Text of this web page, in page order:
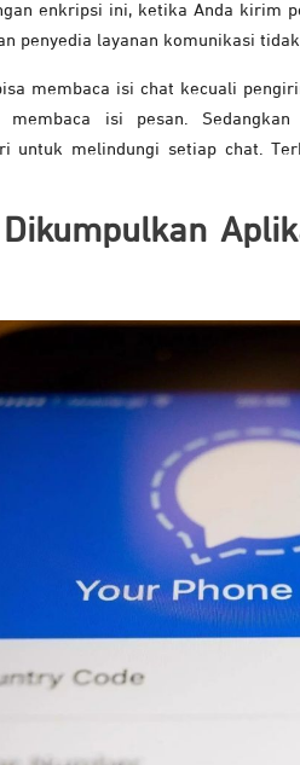
enkripsi ini, ketika Anda kirim
penyedia layanan komunikasi
membaca isi chat kecuali
isi pesan. Sedangkan
untuk melindungi setiap chat.